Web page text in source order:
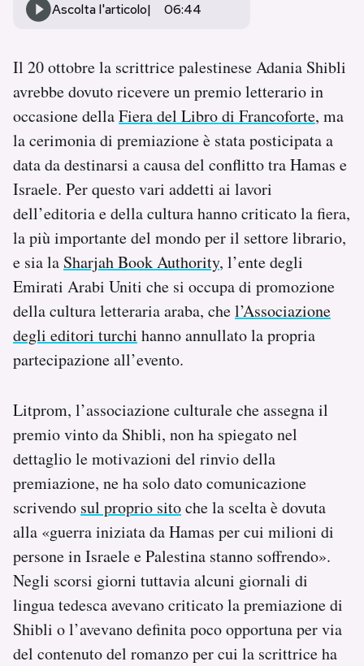
Area Personale
Newsletter
Notifiche mobile
Hai bisogno di aiuto?
Esci
Ascolta l'articolo 06:44
Il 20 ottobre la scrittrice palestinese Adania Shibli
avrebbe dovuto ricevere un premio letterario in
occasione dellaFiera del Libro di Francoforte, ma
la cerimonia di premiazione è stata posticipata a
data da destinarsi a causa del conflitto tra Hamas e
Israele. Per questo vari addetti ai lavori
dell’editoria e della cultura hanno criticato la fiera,
la più importante del mondo per il settore librario,
e sia la Sharjah Book Authority, l’ente degli
Emirati Arabi Uniti che si occupa di promozione
della cultura letteraria araba, chel’Associazione
degli editori turchi hanno annullato la propria
partecipazione all’evento.
Litprom, l’associazione culturale che assegna il
premio vinto da Shibli, non ha spiegato nel
dettaglio le motivazioni del rinvio della
premiazione, ne ha solo dato comunicazione
scrivendo sul proprio sitoche la scelta è dovuta
alla «guerra iniziata da Hamas per cui milioni di
persone in Israele e Palestina stanno soffrendo».
Negli scorsi giorni tuttavia alcuni giornali di
lingua tedesca avevano criticato la premiazione di
Shibli o l’avevano definita poco opportuna per via
del contenuto del romanzo per cui la scrittrice ha